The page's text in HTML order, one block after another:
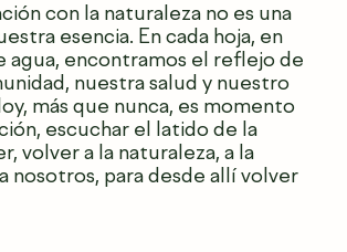
con la naturaleza no es una
esencia. En cada hoja, en
agua, encontramos el reflejo de
nuestra salud y nuestro
más que nunca, es momento
escuchar el latido de la
volver a la naturaleza, a la
nosotros, para desde allí volver